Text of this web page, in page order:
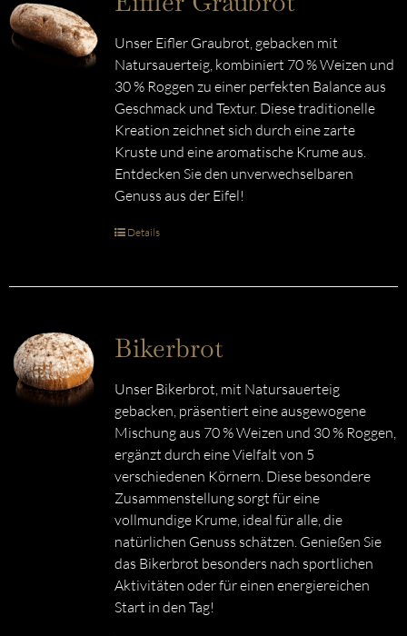
Unser Eifler Graubrot, gebacken mit
Natursauerteig, kombiniert 70 % Weizen und
30 % Roggen zu einer perfekten Balance aus
Geschmack und Textur. Diese traditionelle
Kreation zeichnet sich durch eine zarte
Kruste und eine aromatische Krume aus.
Entdecken Sie den unverwechselbaren
Genuss aus der Eifel!
Details
Bikerbrot
Unser Bikerbrot, mit Natursauerteig
gebacken, präsentiert eine ausgewogene
Mischung aus 70 % Weizen und 30 % Roggen,
ergänzt durch eine Vielfalt von 5
verschiedenen Körnern. Diese besondere
Zusammenstellung sorgt für eine
vollmundige Krume, ideal für alle, die
natürlichen Genuss schätzen. Genießen Sie
das Bikerbrot besonders nach sportlichen
Aktivitäten oder für einen energiereichen
Start in den Tag!